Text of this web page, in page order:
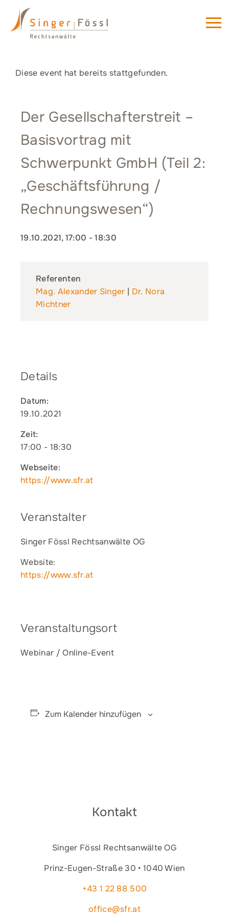
Diese event hat bereits stattgefunden.
Der Gesellschafterstreit –
Basisvortrag mit
Schwerpunkt GmbH (Teil 2:
„Geschäftsführung /
Rechnungswesen“)
19.10.2021, 17:00 -18:30
Referenten
Mag. Alexander Singer | Dr. Nora
Michtner
Details
Datum:
19.10.2021
Zeit:
17:00 - 18:30
Webseite:
https://www.sfr.at
Veranstalter
Singer Fössl Rechtsanwälte OG
Website:
https://www.sfr.at
Veranstaltungsort
Webinar / Online-Event
Zum Kalender hinzufügen
Kontakt
Singer Fössl Rechtsanwälte OG
Prinz-Eugen-Straße 30 • 1040 Wien
+43 1 22 88 500
office@sfr.at